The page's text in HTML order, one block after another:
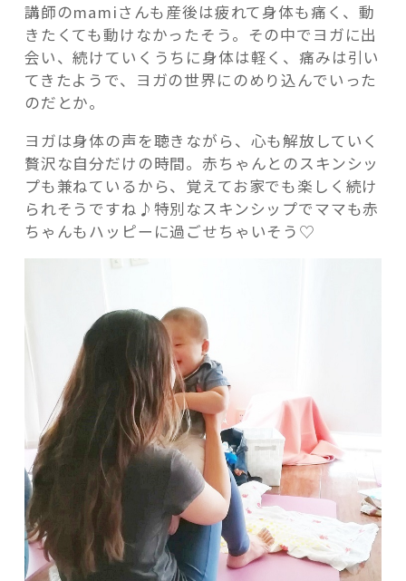
講師のmamiさんも産後は疲れて身体も痛く、動
きたくても動けなかったそう。その中でヨガに出
会い、続けていくうちに身体は軽く、痛みは引い
てきたようで、ヨガの世界にのめり込んでいった
のだとか。
ヨガは身体の声を聴きながら、心も解放していく
贅沢な自分だけの時間。赤ちゃんとのスキンシッ
プも兼ねているから、覚えてお家でも楽しく続け
られそうですね♪特別なスキンシップでママも赤
ちゃんもハッピーに過ごせちゃいそう♡